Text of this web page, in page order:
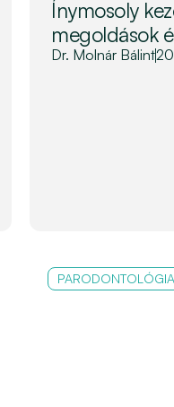
Ínymosoly
megoldások
Dr. Molnár Bálint
PARODONTOLÓGIA